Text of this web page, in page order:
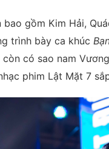
gồm Kim Hải,
trình bày ca khúc
có sao nam
phim Lật Mặt 7